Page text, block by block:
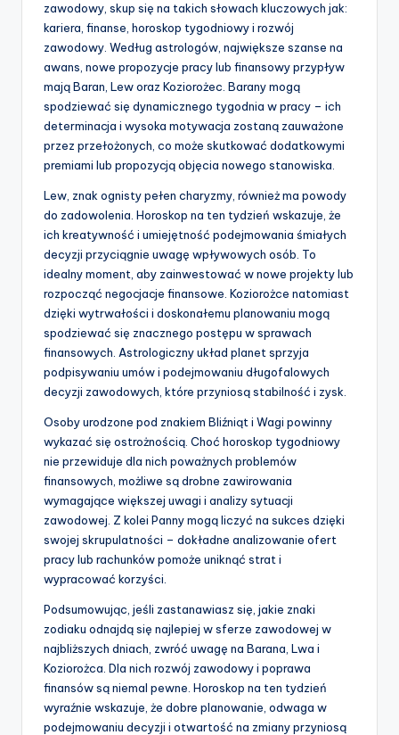
zawodowy, skup się na takich słowach kluczowych jak:
kariera, finanse, horoskop tygodniowy i rozwój
zawodowy. Według astrologów, największe szanse na
awans, nowe propozycje pracy lub finansowy przypływ
mają Baran, Lew oraz Koziorożec. Barany mogą
spodziewać się dynamicznego tygodnia w pracy – ich
determinacja i wysoka motywacja zostaną zauważone
przez przełożonych, co może skutkować dodatkowymi
premiami lub propozycją objęcia nowego stanowiska.
Lew, znak ognisty pełen charyzmy, również ma powody
do zadowolenia. Horoskop na ten tydzień wskazuje, że
ich kreatywność i umiejętność podejmowania śmiałych
decyzji przyciągnie uwagę wpływowych osób. To
idealny moment, aby zainwestować w nowe projekty lub
rozpocząć negocjacje finansowe. Koziorożce natomiast
dzięki wytrwałości i doskonałemu planowaniu mogą
spodziewać się znacznego postępu w sprawach
finansowych. Astrologiczny układ planet sprzyja
podpisywaniu umów i podejmowaniu długofalowych
decyzji zawodowych, które przyniosą stabilność i zysk.
Osoby urodzone pod znakiem Bliźniąt i Wagi powinny
wykazać się ostrożnością. Choć horoskop tygodniowy
nie przewiduje dla nich poważnych problemów
finansowych, możliwe są drobne zawirowania
wymagające większej uwagi i analizy sytuacji
zawodowej. Z kolei Panny mogą liczyć na sukces dzięki
swojej skrupulatności – dokładne analizowanie ofert
pracy lub rachunków pomoże uniknąć strat i
wypracować korzyści.
Podsumowując, jeśli zastanawiasz się, jakie znaki
zodiaku odnajdą się najlepiej w sferze zawodowej w
najbliższych dniach, zwróć uwagę na Barana, Lwa i
Koziorożca. Dla nich rozwój zawodowy i poprawa
finansów są niemal pewne. Horoskop na ten tydzień
wyraźnie wskazuje, że dobre planowanie, odwaga w
podejmowaniu decyzji i otwartość na zmiany przyniosą